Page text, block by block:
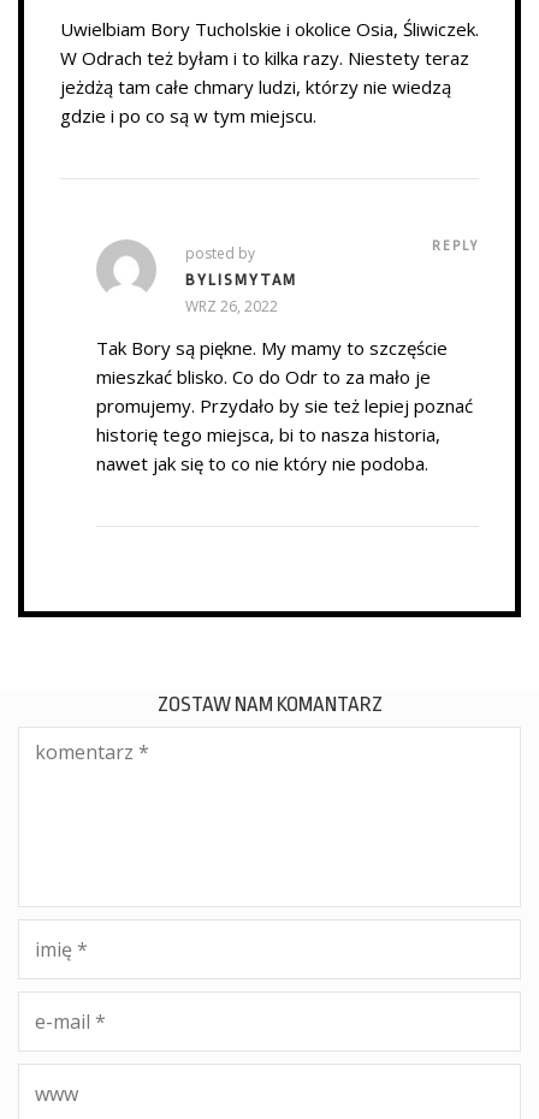
Uwielbiam Bory Tucholskie i okolice Osia, Śliwiczek.
W Odrach też byłam i to kilka razy. Niestety teraz
jeżdżą tam całe chmary ludzi, którzy nie wiedzą
gdzie i po co są w tym miejscu.
posted by
BYLISMYTAM
WRZ 26, 2022
REPLY
Tak Bory są piękne. My mamy to szczęście
mieszkać blisko. Co do Odr to za mało je
promujemy. Przydało by sie też lepiej poznać
historię tego miejsca, bi to nasza historia,
nawet jak się to co nie który nie podoba.
ZOSTAW NAM KOMANTARZ